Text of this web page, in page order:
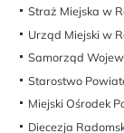
Straż Miejska w
Urząd Miejski w
Samorząd
Starostwo
Miejski Ośrodek
Diecezja